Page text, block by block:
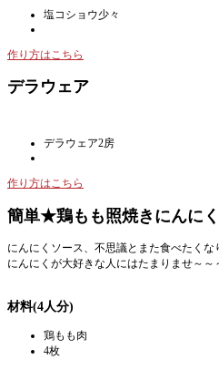
塩コショウ少々
作り方はこちら
デラウェア
デラウェア2房
作り方はこちら
簡単★鶏もも照焼きにんに
にんにくソース、不思議とまた食べたくな
にんにくが大好きな人にはたまりませ～～
材料(4人分)
鶏もも肉
4枚